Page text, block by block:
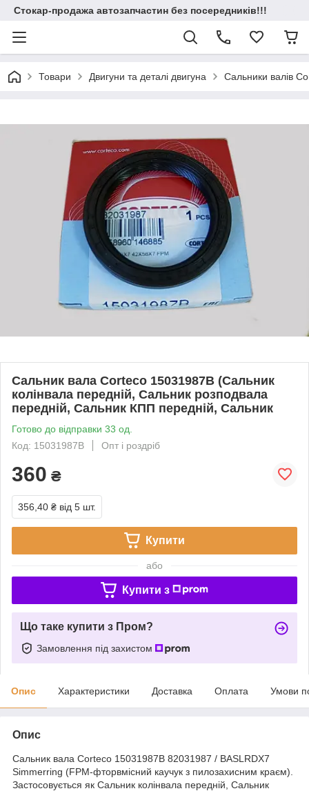
Стокар-продажа автозапчастин без посередників!!!
Товари Двигуни та деталі двигуна Сальники валів
Сальник вала Corteco 15031987B (Сальник
колінвала передній, Сальник розподвала
передній, Сальник КПП передній, Сальник
Готово до відправки 33 од.
Код: 15031987B
Опт і роздріб
360 ₴
356,40 ₴ від 5 шт.
Купити
або
Купити з
Що таке купити з Пром?
Замовлення під захистом
Опис Характеристики Доставка Оплата Умови
Опис
Сальник вала Corteco 15031987B 82031987 / BASLRDX7
Simmerring (FPM-фторвмісний каучук з пилозахисним краєм).
Застосовується як Сальник колінвала передній, Сальник